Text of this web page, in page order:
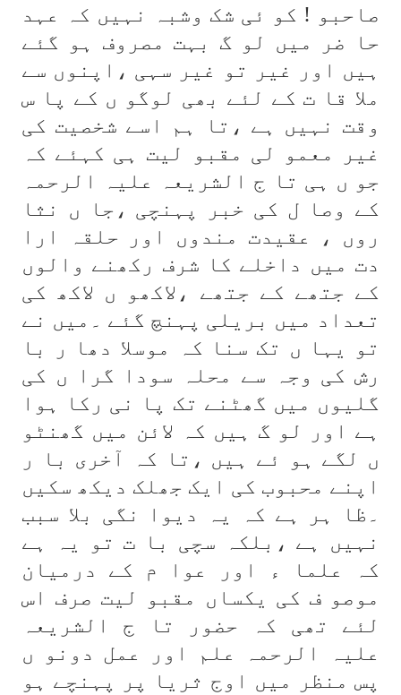
صاحبو ! کو ئی شک وشبہ نہیں کہ عہد
حا ضر میں لو گ بہت مصروف ہو گئے
ہیں اور غیر تو غیر سہی ،اپنوں سے
ملا قا ت کے لئے بھی لوگو ں کے پا س
وقت نہیں ہے ،تا ہم اسے شخصیت کی
غیر معمو لی مقبو لیت ہی کہئے کہ
جو ں ہی تا ج الشریعہ علیہ الرحمہ
کے وصا ل کی خبر پہنچی ،جا ں نثا
روں ، عقیدت مندوں اور حلقہ ارا
دت میں داخلے کا شرف رکھنے والوں
کے جتھے کے جتھے ،لاکھو ں لاکھ کی
تعداد میں بریلی پہنچ گئے ۔میں نے
تو یہا ں تک سنا کہ موسلا دھا ر با
رش کی وجہ سے محلہ سودا گرا ں کی
گلیوں میں گھٹنے تک پا نی رکا ہوا
ہے اور لو گ ہیں کہ لائن میں گھنٹو
ں لگے ہو ئے ہیں ،تا کہ آخری با ر
اپنے محبوب کی ایک جھلک دیکھ سکیں
۔ظا ہر ہے کہ یہ دیوا نگی بلا سبب
نہیں ہے ،بلکہ سچی با ت تو یہ ہے
کہ علما ء اور عوا م کے درمیان
موصو ف کی یکساں مقبو لیت صرف اس
لئے تھی کہ حضور تا ج الشریعہ
علیہ الرحمہ علم اور عمل دونو ں
پس منظر میں اوج ثریا پر پہنچے ہو